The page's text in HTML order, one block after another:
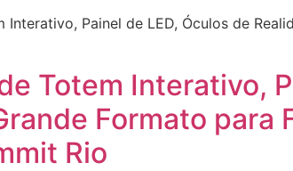
Interativo, Painel de LED, Óculos de
Totem Interativo,
Formato para
Rio